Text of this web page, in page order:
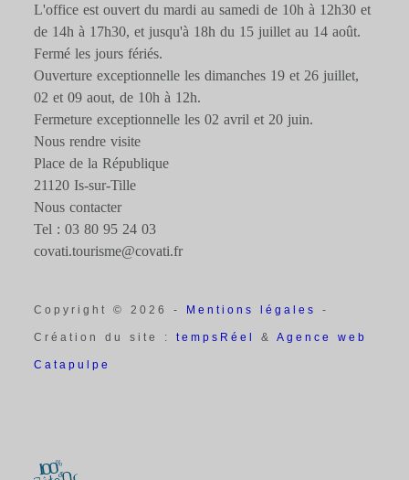
L'office est ouvert du mardi au samedi de 10h à 12h30 et
de 14h à 17h30, et jusqu'à 18h du 15 juillet au 14 août.
Fermé les jours fériés.
Ouverture exceptionnelle les dimanches 19 et 26 juillet,
02 et 09 aout, de 10h à 12h.
Fermeture exceptionnelle les 02 avril et 20 juin.
Nous rendre visite
Place de la République
21120 Is-sur-Tille
Nous contacter
Tel : 03 80 95 24 03
covati.tourisme@covati.fr
Copyright © 2026 - Mentions légales -
Création du site :tempsRéel&Agence web
Catapulpe